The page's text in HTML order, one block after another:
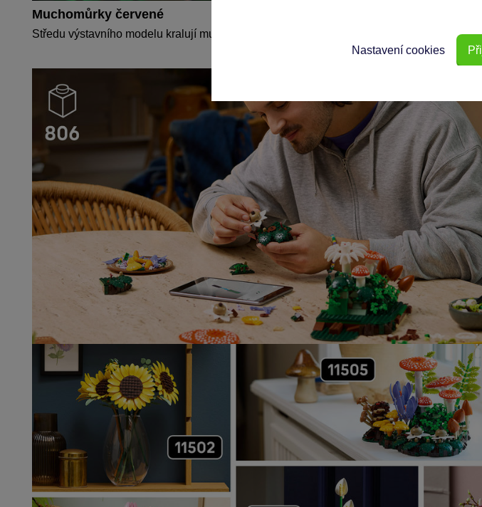
Muchomůrky červené
Středu výstavního modelu kralují muchomůrky červené.
Fialové šafrány jarní a listy
živými barvami.
Nastavení cookies